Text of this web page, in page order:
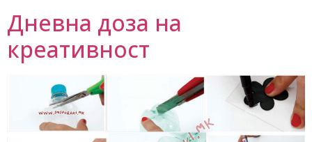
Дневна доза на
креативност